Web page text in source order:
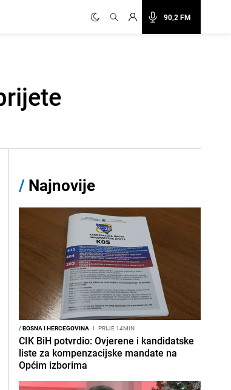
90,2 FM
/ Najnovije
/BOSNA I HERCEGOVINA I PRIJE 14MIN
CIK BiH potvrdio: Ovjerene i kandidatske
liste za kompenzacijske mandate na
Općim izborima